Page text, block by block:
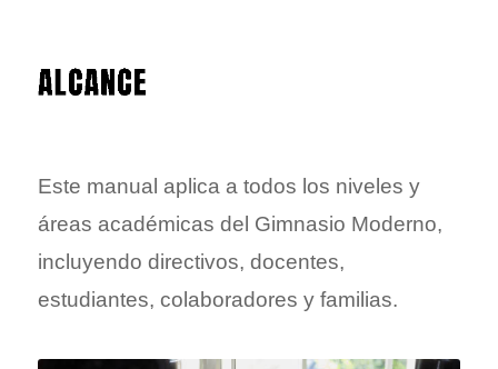
Este manual aplica a todos los niveles y
áreas académicas del Gimnasio Moderno,
incluyendo directivos, docentes,
estudiantes, colaboradores y familias.